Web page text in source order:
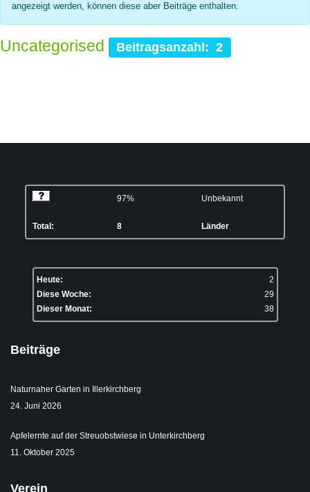
angezeigt werden, können diese aber Beiträge enthalten.
Uncategorised Beitragsanzahl: 2
97% Unbekannt
Total: 8 Länder
Heute:
2
Diese Woche:
29
Dieser Monat:
38
Beiträge
Naturnaher Garten in Illerkirchberg
24. Juni 2026
Apfelernte auf der Streuobstwiese in Unterkirchberg
11. Oktober 2025
Verein